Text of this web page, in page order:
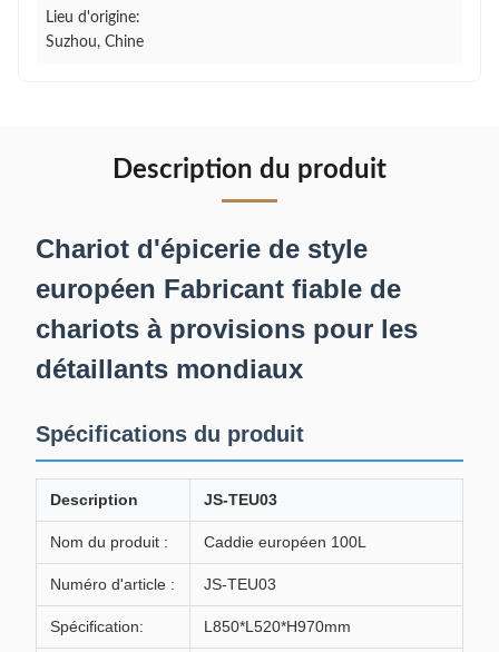
Lieu d'origine:
Suzhou, Chine
Description du produit
Chariot d'épicerie de style
européen Fabricant fiable de
chariots à provisions pour les
détaillants mondiaux
Spécifications du produit
Description JS-TEU03
Nom du produit : Caddie européen 100L
Numéro d'article : JS-TEU03
Spécification: L850*L520*H970mm